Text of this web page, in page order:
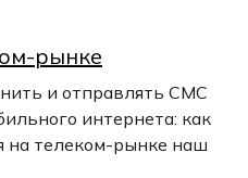
рынке
и отправлять СМС
интернета: как
на телеком-рынке наш